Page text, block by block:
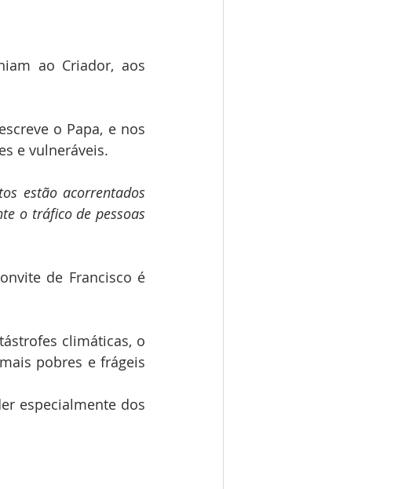
ao Criador, aos
o Papa, e nos
e vulneráveis.
estão acorrentados
o tráfico de pessoas
de Francisco é
climáticas, o
pobres e frágeis
especialmente dos